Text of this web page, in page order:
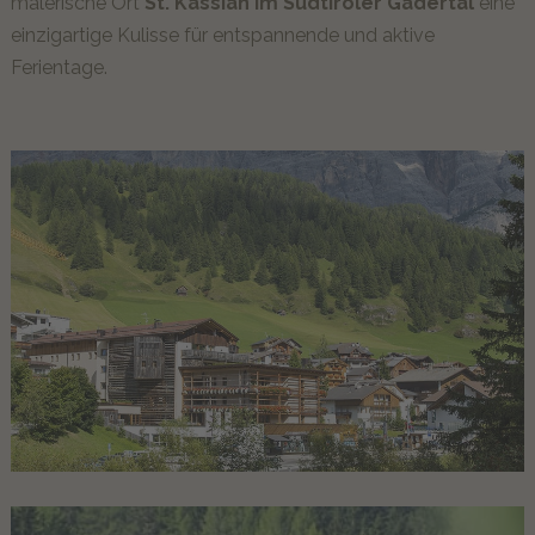
Gäste erzählen
MOMËNC
Alta Badia & die Dolomiten hautnah
Inhouse Shop & Rent
Sommerlust
Winterfreude
ANGEBOTE
UNVERBINDLICHE ANFRAGE
JETZT ONLINE BUCHEN
einzigartige Kulisse für entspannende und aktive
Ferientage.